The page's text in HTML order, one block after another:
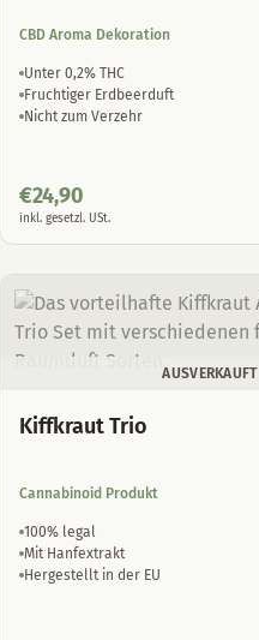
CBD Aroma Dekoration
Unter 0,2% THC
Fruchtiger Erdbeerduft
Nicht zum Verzehr
€24,90
inkl. gesetzl. USt.
AUSVERKAUFT
Kiffkraut Trio
Cannabinoid Produkt
100% legal
Mit Hanfextrakt
Hergestellt in der EU